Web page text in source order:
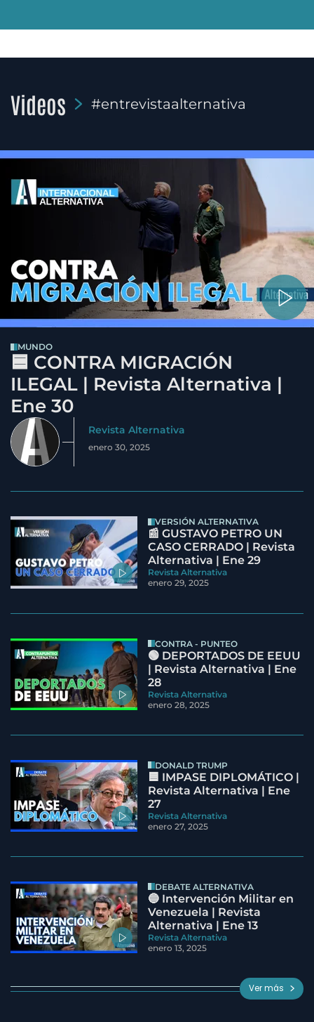
Videos #entrevistaalternativa
MUNDO
🟦 CONTRA MIGRACIÓN
ILEGAL | Revista Alternativa |
Ene 30
Revista Alternativa
enero 30, 2025
VERSIÓN ALTERNATIVA
📰 GUSTAVO PETRO UN
CASO CERRADO | Revista
Alternativa | Ene 29
Revista Alternativa
enero 29, 2025
CONTRA - PUNTEO
🟢 DEPORTADOS DE EEUU
| Revista Alternativa | Ene
28
Revista Alternativa
enero 28, 2025
DONALD TRUMP
🟦 IMPASE DIPLOMÁTICO |
Revista Alternativa | Ene
27
Revista Alternativa
enero 27, 2025
DEBATE ALTERNATIVA
🔵 Intervención Militar en
Venezuela | Revista
Alternativa | Ene 13
Revista Alternativa
enero 13, 2025
Ver más